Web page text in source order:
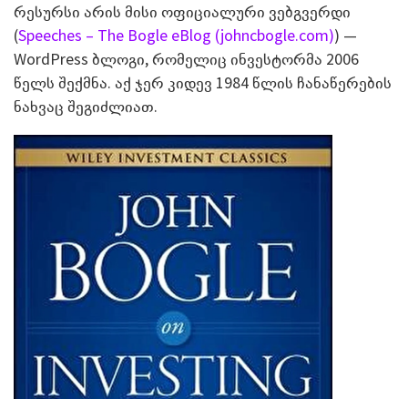
რესურსი არის მისი ოფიციალური ვებგვერდი
(Speeches – The Bogle eBlog (johncbogle.com)) —
WordPress ბლოგი, რომელიც ინვესტორმა 2006
წელს შექმნა. აქ ჯერ კიდევ 1984 წლის ჩანაწერების
ნახვაც შეგიძლიათ.